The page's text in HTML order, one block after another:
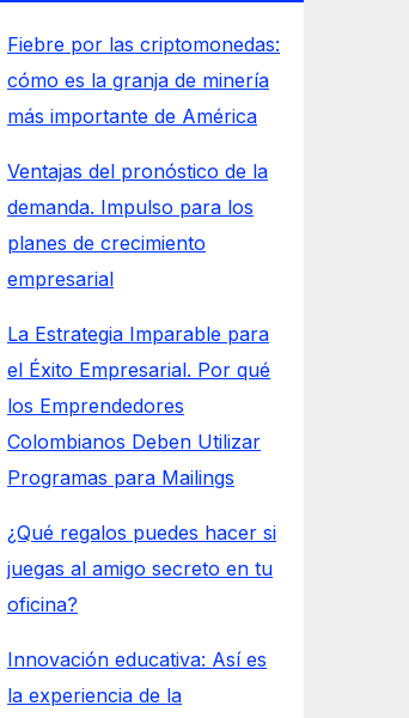
Fiebre por las criptomonedas:
cómo es la granja de minería
más importante de América
Ventajas del pronóstico de la
demanda. Impulso para los
planes de crecimiento
empresarial
La Estrategia Imparable para
el Éxito Empresarial. Por qué
los Emprendedores
Colombianos Deben Utilizar
Programas para Mailings
¿Qué regalos puedes hacer si
juegas al amigo secreto en tu
oficina?
Innovación educativa: Así es
la experiencia de la